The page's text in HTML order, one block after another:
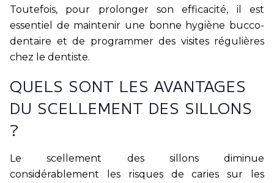
Toutefois, pour prolonger son efficacité, il est
essentiel de maintenir une bonne hygiène bucco-
dentaire et de programmer des visites régulières
chez le dentiste.
QUELS SONT LES AVANTAGES
DU SCELLEMENT DES SILLONS
?
Le scellement des sillons diminue
considérablement les risques de caries sur les